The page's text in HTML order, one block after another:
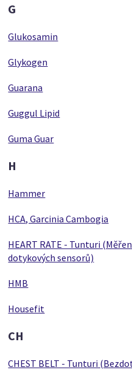
G
Glukosamin
Glykogen
Guarana
Guggul Lipid
Guma Guar
H
Hammer
HCA, Garcinia Cambogia
HEART RATE - Tunturi
dotykových sensorů)
HMB
Housefit
CH
CHEST BELT - Tunturi